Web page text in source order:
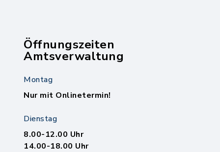
Öffnungszeiten
Amtsverwaltung
Montag
Nur mit Onlinetermin!
Dienstag
8.00-12.00 Uhr
14.00-18.00 Uhr